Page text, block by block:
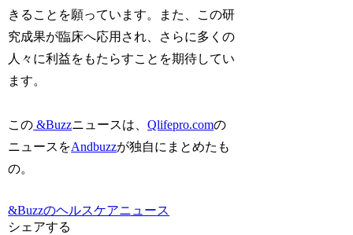
きることを願っています。また、この研
究成果が臨床へ応用され、さらに多くの
人々に利益をもたらすことを期待してい
ます。
この &Buzzニュースは、Qlifepro.comの
ニュースをAndbuzzが独自にまとめたも
の。
&Buzzのヘルスケアニュース
シェアする